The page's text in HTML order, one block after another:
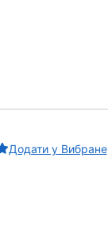
Додати у Вибране